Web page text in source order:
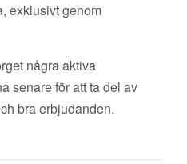
exklusivt genom
några aktiva
senare för att ta del av
bra erbjudanden.